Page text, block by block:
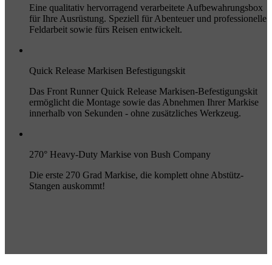
Eine qualitativ hervorragend verarbeitete Aufbewahrungsbox
für Ihre Ausrüstung. Speziell für Abenteuer und professionelle
Feldarbeit sowie fürs Reisen entwickelt.
Quick Release Markisen Befestigungskit
Das Front Runner Quick Release Markisen-Befestigungskit
ermöglicht die Montage sowie das Abnehmen Ihrer Markise
innerhalb von Sekunden - ohne zusätzliches Werkzeug.
270° Heavy-Duty Markise von Bush Company
Die erste 270 Grad Markise, die komplett ohne Abstütz-
Stangen auskommt!